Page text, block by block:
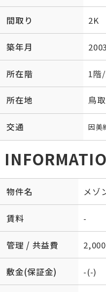
間取り 2K
築年月
所在階 1階
所在地 鳥
交通 因美
物件名 メゾ
賃料 -
管理 / 共益費
敷金(保証金) -(-)